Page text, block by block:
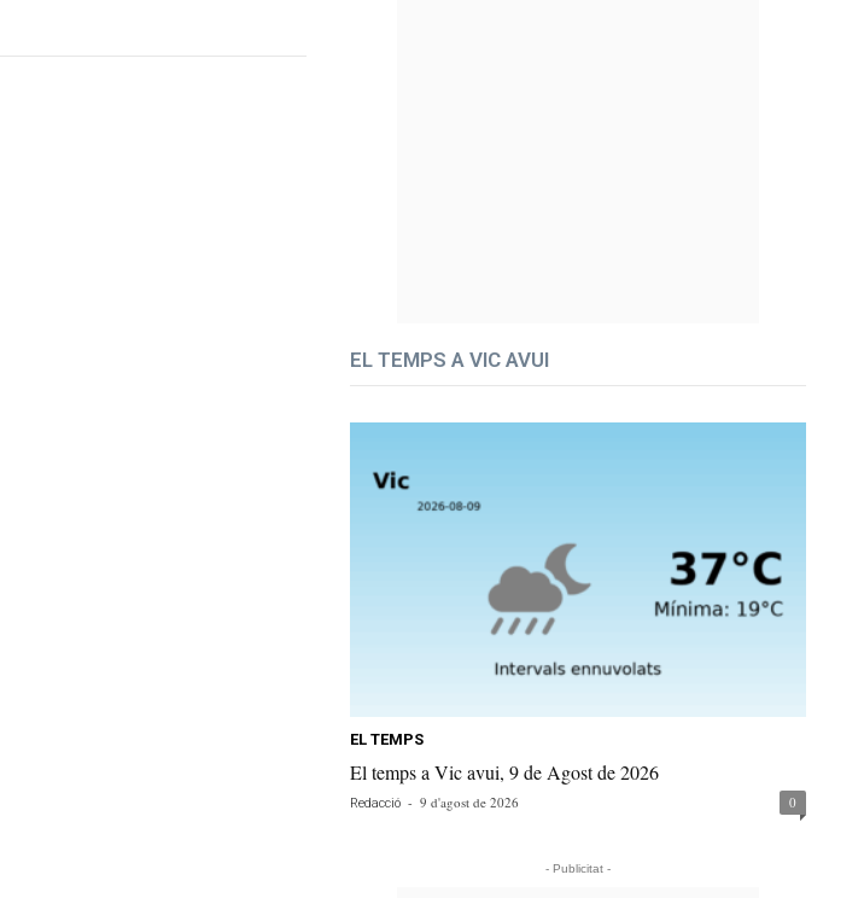
EL TEMPS A VIC AVUI
EL TEMPS
El temps a Vic avui, 9 de Agost de 2026
Redacció - 9 d'agost de 2026 0
- Publicitat -